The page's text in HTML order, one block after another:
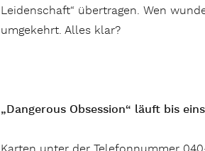
Leidenschaft“ übertragen. Wen
umgekehrt. Alles klar?
„Dangerous Obsession“ läuft bis